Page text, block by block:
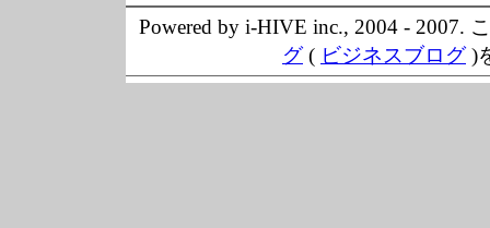
Powered by i-HIVE inc., 2004 - 2007.
グ( ビジネスブログ)